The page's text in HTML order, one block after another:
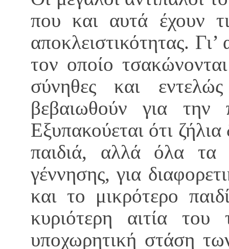
που και αυτά έχουν
αποκλειστικότητας.
τον οποίο
σύνηθες και
βεβαιωθούν για την
Εξυπακούεται ότι
παιδιά, αλλά όλα τα
γέννησης, για
και το μικρότερο
κυριότερη αιτία του
υποχωρητική στάση